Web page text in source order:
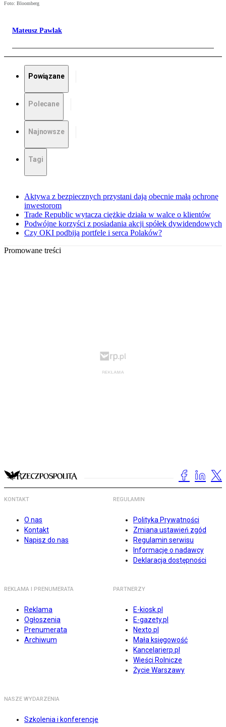
Foto: Bloomberg
Mateusz Pawlak
Powiązane
Polecane
Najnowsze
Tagi
Aktywa z bezpiecznych przystani dają obecnie małą ochronę
inwestorom
Trade Republic wytacza ciężkie działa w walce o klientów
Podwójne korzyści z posiadania akcji spółek dywidendowych
Czy OKI podbiją portfele i serca Polaków?
Promowane treści
KONTAKT
O nas
Kontakt
Napisz do nas
REGULAMIN
Polityka Prywatności
Zmiana ustawień zgód
Regulamin serwisu
Informacje o nadawcy
Deklaracja dostępności
REKLAMA I PRENUMERATA
Reklama
Ogłoszenia
Prenumerata
Archiwum
PARTNERZY
E-kiosk.pl
E-gazety.pl
Nexto.pl
Mała księgowość
Kancelarierp.pl
Wieści Rolnicze
Życie Warszawy
NASZE WYDARZENIA
Szkolenia i konferencje